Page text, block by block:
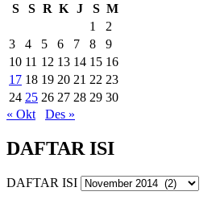
S
S R K J S M
1
2
3
4 5 6 7 8
9
10 11 12 13 14 15 16
17 18 19 20 21 22 23
24 25 26 27 28 29 30
« Okt
Des »
DAFTAR ISI
DAFTAR ISI